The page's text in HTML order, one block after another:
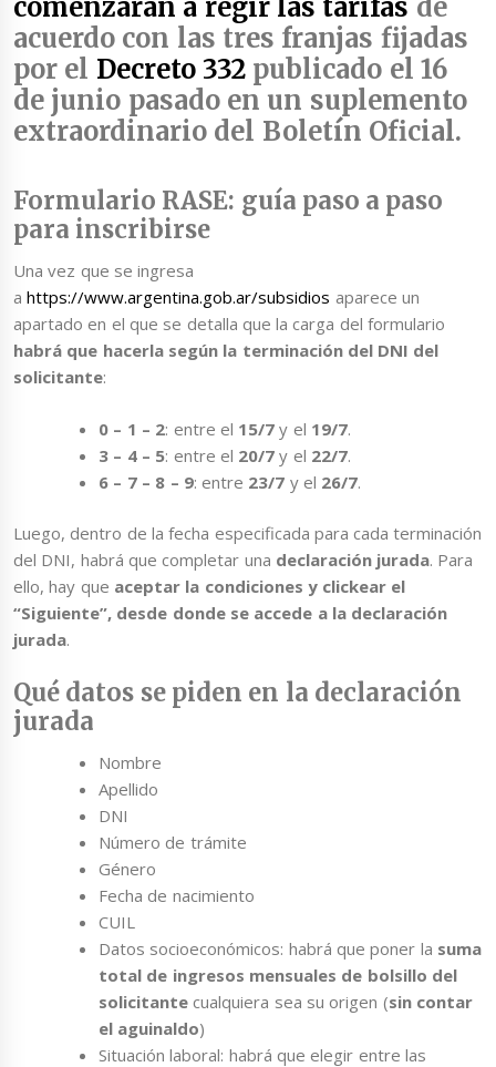
comenzarán a regir las tarifas de
acuerdo con las tres franjas fijadas
por el Decreto 332publicado el 16
de junio pasado en un suplemento
extraordinario del Boletín Oficial.
Formulario RASE: guía paso a paso
para inscribirse
Una vez que se ingresa
ahttps://www.argentina.gob.ar/subsidios aparece un
apartado en el que se detalla que la carga del formulario
habrá que hacerla según la terminación del DNI del
solicitante:
0 – 1 – 2: entre el 15/7 y el 19/7.
3 – 4 – 5: entre el 20/7 y el 22/7.
6 – 7 – 8 – 9: entre 23/7 y el 26/7.
Luego, dentro de la fecha especificada para cada terminación
del DNI, habrá que completar una declaración jurada. Para
ello, hay que aceptar la condiciones y clickear el
“Siguiente”, desde donde se accede a la declaración
jurada.
Qué datos se piden en la declaración
jurada
Nombre
Apellido
DNI
Número de trámite
Género
Fecha de nacimiento
CUIL
Datos socioeconómicos: habrá que poner la suma
total de ingresos mensuales de bolsillo del
solicitantecualquiera sea su origen (sin contar
el aguinaldo)
Situación laboral: habrá que elegir entre las